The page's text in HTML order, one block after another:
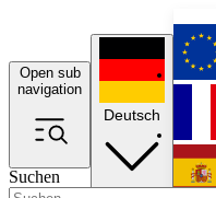
Open sub
navigation
Suchen
Deutsch